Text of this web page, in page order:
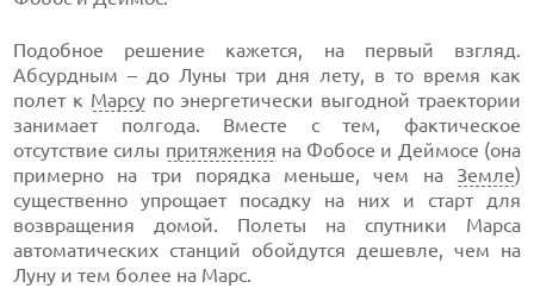
Подобное решение кажется, на первый взгляд.
Абсурдным – до Луны три дня лету, в то время как
полет к Марсупо энергетически выгодной траектории
занимает полгода. Вместе с тем, фактическое
отсутствие силы притяжения на Фобосе и Деймосе (она
примерно на три порядка меньше, чем на Земле)
существенно упрощает посадку на них и старт для
возвращения домой. Полеты на спутники Марса
автоматических станций обойдутся дешевле, чем на
Луну и тем более на Марс.